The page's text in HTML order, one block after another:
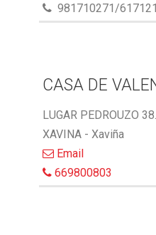
981710271/
CASA DE
LUGAR PEDROUZO
XAVINA - Xaviña
Email
669800803